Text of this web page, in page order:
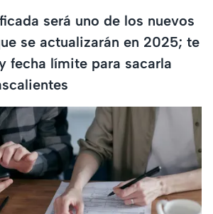
será uno de los nuevos
se actualizarán en 2025; te
fecha límite para sacarla